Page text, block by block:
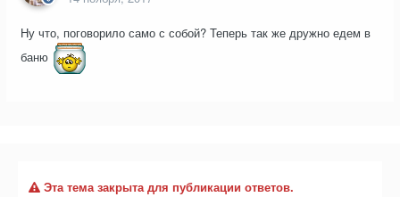
Ну что, поговорило само с собой? Теперь так же дружно едем в
баню
Эта тема закрыта для публикации ответов.